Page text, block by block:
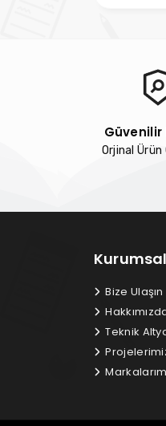
Güvenilir
Orjinal
Kurumsal
Bize Ulaşın
Teknik